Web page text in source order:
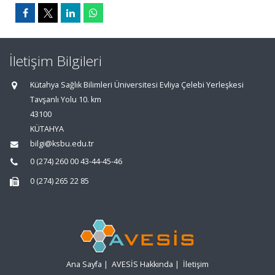
İletişim Bilgileri
Kütahya Sağlık Bilimleri Üniversitesi Evliya Çelebi Yerleşkesi
Tavşanlı Yolu 10. km
43100
KÜTAHYA
bilgi@ksbu.edu.tr
0 (274) 260 00 43-44-45-46
0 (274) 265 22 85
Ana Sayfa | AVESİS Hakkında | İletişim